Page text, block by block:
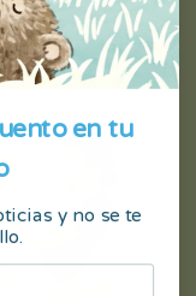
en tu
y no se te